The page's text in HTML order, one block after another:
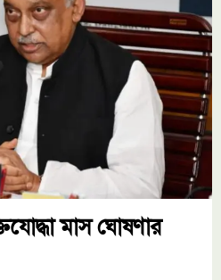
মাস ঘোষণার